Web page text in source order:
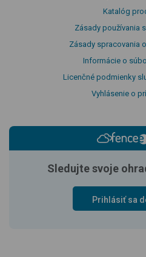
Katalóg
Zásady používania
Zásady spracovania
Informácie o
Licenčné podmienky
Vyhlásenie o
Sledujte svoje
Prihlásiť sa